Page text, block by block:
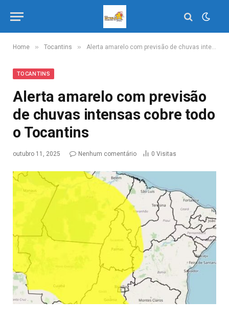
Home » Tocantins » Alerta amarelo com previsão de chuvas intensas cobre todo o Tocantins
TOCANTINS
Alerta amarelo com previsão
de chuvas intensas cobre todo
o Tocantins
outubro 11, 2025 Nenhum comentário 0 Visitas